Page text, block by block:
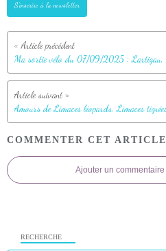
S'inscrire à la newsletter
COMMENTER CET ARTICLE
Ajouter un commentaire
RECHERCHE